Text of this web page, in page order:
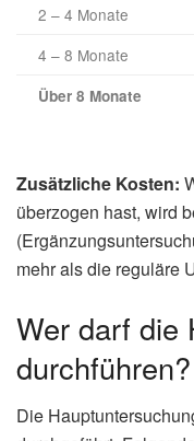
2 – 4 Monate
4 – 8 Monate
Über 8 Monate
Zusätzliche Kosten:
überzogen hast, wird
mehr als die reguläre
Wer darf die
durchführen?
Die